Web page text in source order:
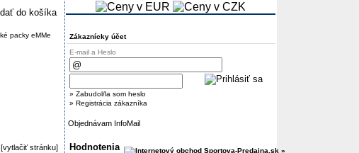
[vytlačiť stránku]
Zákaznícky účet
E-mail a Heslo
» Zabudol/la som heslo
» Registrácia zákazníka
Objednávam InfoMail
Hodnotenia